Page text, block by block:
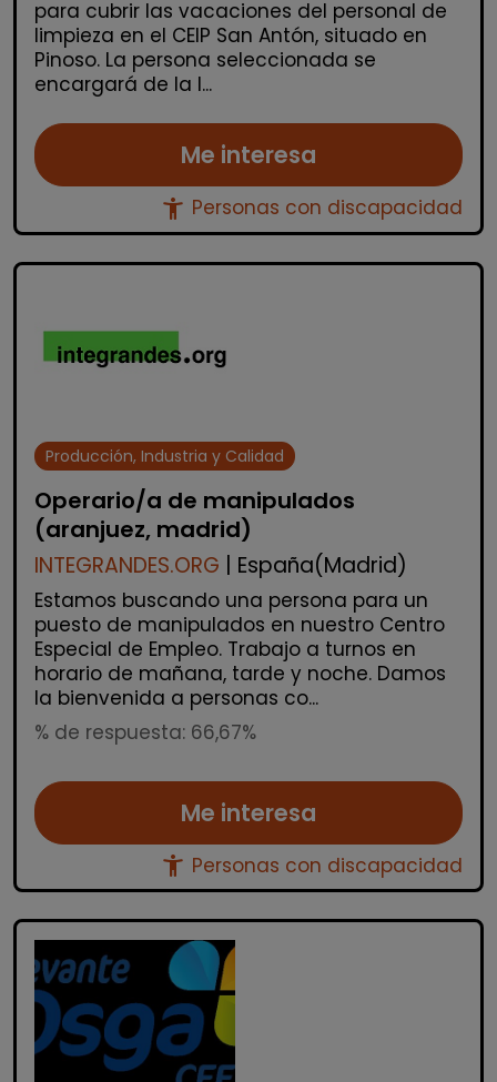
para cubrir las vacaciones del personal de
limpieza en el CEIP San Antón, situado en
Pinoso. La persona seleccionada se
encargará de la l...
Me interesa
accessibility_new Personas con discapacidad
Producción, Industria y Calidad
Operario/a de manipulados
(aranjuez, madrid)
INTEGRANDES.ORG | España(Madrid)
Estamos buscando una persona para un
puesto de manipulados en nuestro Centro
Especial de Empleo. Trabajo a turnos en
horario de mañana, tarde y noche. Damos
la bienvenida a personas co...
% de respuesta: 66,67%
Me interesa
accessibility_new Personas con discapacidad